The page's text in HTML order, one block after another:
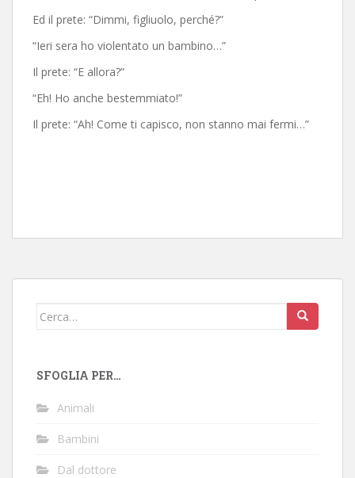
Ed il prete: “Dimmi, figliuolo, perché?”
“Ieri sera ho violentato un bambino…”
Il prete: “E allora?”
“Eh! Ho anche bestemmiato!”
Il prete: “Ah! Come ti capisco, non stanno mai fermi…”
Cerca:
SFOGLIA PER…
Animali
Bambini
Dal dottore